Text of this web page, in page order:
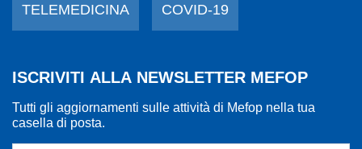
TELEMEDICINA COVID-19
ISCRIVITI ALLA NEWSLETTER MEFOP
Tutti gli aggiornamenti sulle attività di Mefop nella tua
casella di posta.